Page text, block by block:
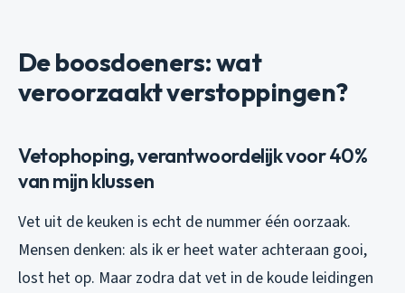
De boosdoeners: wat
veroorzaakt verstoppingen?
Vetophoping, verantwoordelijk voor 40%
van mijn klussen
Vet uit de keuken is echt de nummer één oorzaak.
Mensen denken: als ik er heet water achteraan gooi,
lost het op. Maar zodra dat vet in de koude leidingen